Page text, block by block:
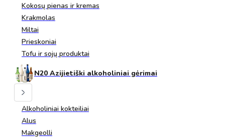
Kokosų pienas ir kremas
Krakmolas
Miltai
Prieskoniai
Tofu ir sojų produktai
N20 Azijietiški alkoholiniai gėrimai
Alkoholiniai kokteiliai
Alus
Makgeolli